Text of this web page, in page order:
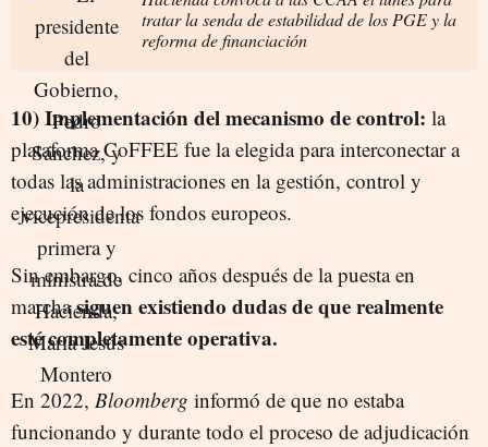
tratar la senda de estabilidad de los PGE y la
reforma de financiación
10) Implementación del mecanismo de control: la
plataforma CoFFEE fue la elegida para interconectar a
todas las administraciones en la gestión, control y
ejecución de los fondos europeos.
Sin embargo, cinco años después de la puesta en
marchasiguen existiendo dudas de que realmente
esté completamente operativa.
En 2022, Bloomberg informó de que no estaba
funcionando y durante todo el proceso de adjudicación